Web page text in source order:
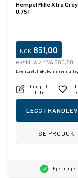
Hempel Mille Xtra Grey
0,75 l
NOK 851,00
eksklusiv MVA 680,80
Eventuelt frakt kommer i
Legg til i
liste
LEGG I
SE PRODUKT
Fjernlager